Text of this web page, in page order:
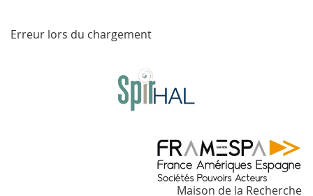
Erreur lors du chargement
Maison de la Recherche